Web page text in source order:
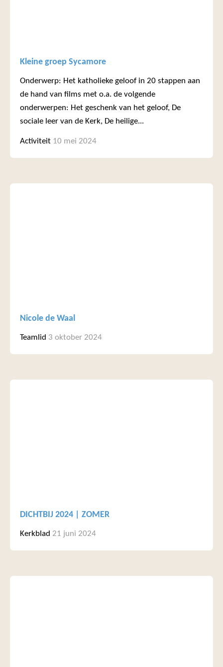
Kleine groep Sycamore
Onderwerp: Het katholieke geloof in 20 stappen aan
de hand van films met o.a. de volgende
onderwerpen: Het geschenk van het geloof, De
sociale leer van de Kerk, De heilige...
Activiteit 10 mei 2024
Nicole de Waal
Teamlid 3 oktober 2024
DICHTBIJ 2024 | ZOMER
Kerkblad 21 juni 2024